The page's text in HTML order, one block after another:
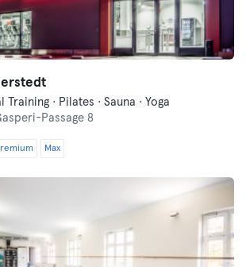
Training · Pilates · Sauna · Yoga
Passage 8
Max